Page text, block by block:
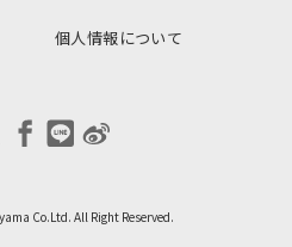
個人情報について
Co.Ltd. All Right Reserved.